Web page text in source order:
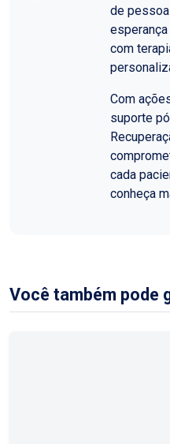
de
com
Com
suporte
cada
conheça
Você também pode